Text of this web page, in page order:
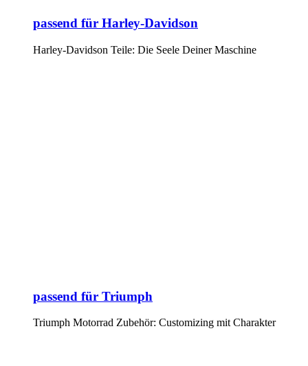
passend für Harley-Davidson
Harley-Davidson Teile: Die Seele Deiner Maschine
passend für Triumph
Triumph Motorrad Zubehör: Customizing mit Charakter